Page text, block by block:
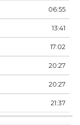
06:55
13:41
17:02
20:27
20:27
21:37